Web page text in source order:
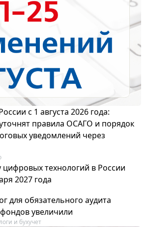
с 1 августа 2026 года:
правила ОСАГО и порядок
уведомлений через
технологий в России
2027 года
для обязательного аудита
увеличили
и бухучет